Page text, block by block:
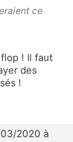
ce
! Il faut
des
!
2020 à